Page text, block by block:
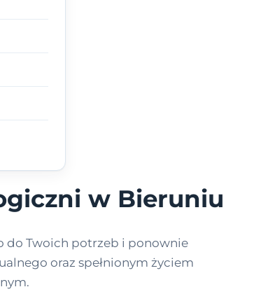
w Bieruniu
do Twoich potrzeb i ponownie
oraz spełnionym życiem